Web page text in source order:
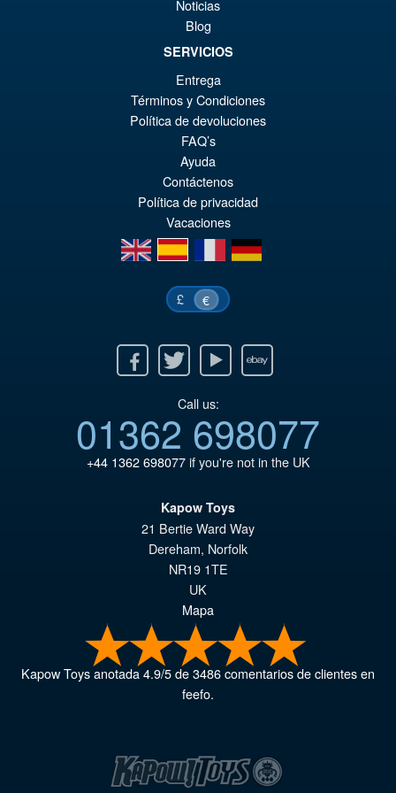
Figure ( New Sculpt )
PRÉ COMMANDE
Noticias
Blog
SERVICIOS
Entrega
Términos y Condiciones
Política de devoluciones
FAQ’s
Ayuda
Contáctenos
Política de privacidad
Vacaciones
en
es fr de
£ €
Twitter Youtube Ebay
Call us:
01362 698077
+44 1362 698077if you're not in the UK
Kapow Toys
21 Bertie Ward Way
Dereham, Norfolk
NR19 1TE
UK
Mapa
Kapow Toysanotada4.9/5de3486comentarios de clientes en
feefo.